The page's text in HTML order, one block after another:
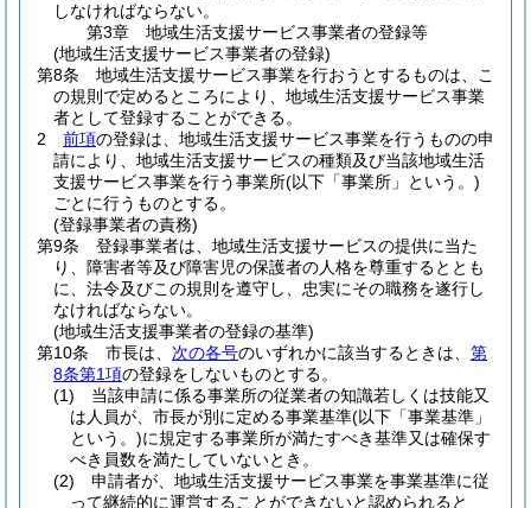
しなければならない。
第3章
地域生活支援サービス事業者の登録等
(地域生活支援サービス事業者の登録)
第8条
地域生活支援サービス事業を行おうとするものは、こ
の規則で定めるところにより、地域生活支援サービス事業
者として登録することができる。
2
前項の登録は、地域生活支援サービス事業を行うものの申
請により、地域生活支援サービスの種類及び当該地域生活
支援サービス事業を行う事業所(以下「事業所」という。)
ごとに行うものとする。
(登録事業者の責務)
第9条
登録事業者は、地域生活支援サービスの提供に当た
り、障害者等及び障害児の保護者の人格を尊重するととも
に、法令及びこの規則を遵守し、忠実にその職務を遂行し
なければならない。
(地域生活支援事業者の登録の基準)
第10条
市長は、 次の各号のいずれかに該当するときは、 第
8条第1項の登録をしないものとする。
(1)
当該申請に係る事業所の従業者の知識若しくは技能又
は人員が、市長が別に定める事業基準(以下「事業基準」
という。)に規定する事業所が満たすべき基準又は確保す
べき員数を満たしていないとき。
(2)
申請者が、地域生活支援サービス事業を事業基準に従
って継続的に運営することができないと認められると